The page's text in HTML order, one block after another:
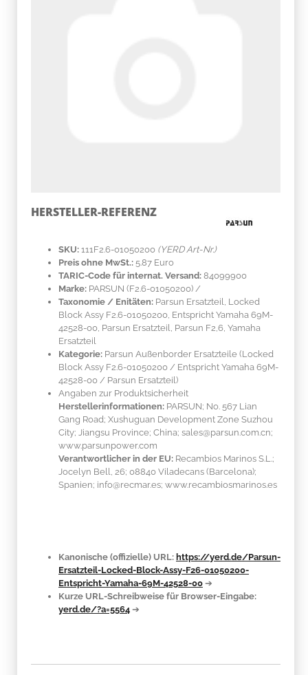
HERSTELLER-REFERENZ
SKU: 111F2.6-01050200 (YERD Art-Nr.)
Preis ohne MwSt.: 5.87 Euro
TARIC-Code für internat. Versand: 84099900
Marke: PARSUN (F2.6-01050200) /
Taxonomie / Enitäten: Parsun Ersatzteil, Locked
Block Assy F2.6-01050200, Entspricht Yamaha 69M-
42528-00, Parsun Ersatzteil, Parsun F2,6, Yamaha
Ersatzteil
Kategorie: Parsun Außenborder Ersatzteile (Locked
Block Assy F2.6-01050200 / Entspricht Yamaha 69M-
42528-00 / Parsun Ersatzteil)
Angaben zur Produktsicherheit
Herstellerinformationen: PARSUN; No. 567 Lian
Gang Road; Xushuguan Development Zone Suzhou
City; Jiangsu Province; China; sales@parsun.com.cn;
www.parsunpower.com
Verantwortlicher in der EU: Recambios Marinos S.L.;
Jocelyn Bell, 26; 08840 Viladecans (Barcelona);
Spanien; info@recmar.es; www.recambiosmarinos.es
Kanonische (offizielle) URL: https://yerd.de/Parsun-
Ersatzteil-Locked-Block-Assy-F26-01050200-
Entspricht-Yamaha-69M-42528-00 ➔
Kurze URL-Schreibweise für Browser-Eingabe:
yerd.de/?a=5564 ➔